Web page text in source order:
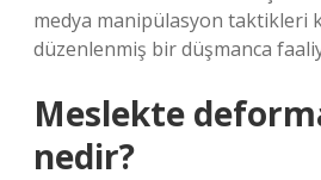
medya manipülasyon taktikleri
düzenlenmiş bir düşmanca
Meslekte
nedir?